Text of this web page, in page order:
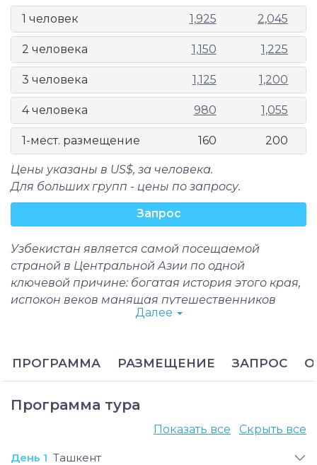
1 человек 1,925 2,045
2 человека 1,150 1,225
3 человека 1,125 1,200
4 человека 980 1,055
1-мест. размещение 160 200
Цены указаны в US$, за человека.
Для больших групп - цены по запросу.
Запрос
Узбекистан является самой посещаемой
страной в Центральной Азии по одной
ключевой причине: богатая история этого края,
испокон веков манящая путешественников
своими многочисленным дворцами, медресе,
сохранившие свой первоначальный облик,
тепло встречают каждого туриста, распахивая
врата, ведущие в древность.
недельная экскурсия по величайшим
достопримечательностям самых известных
Далее
ПРОГРАММА РАЗМЕЩЕНИЕ ЗАПРОС
Программа тура
Показать все Скрыть все
День 1 Ташкент